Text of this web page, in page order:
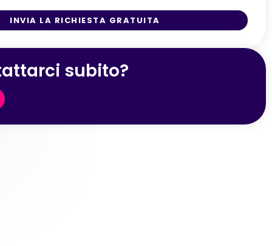
INVIA LA RICHIESTA GRATUITA
subito?